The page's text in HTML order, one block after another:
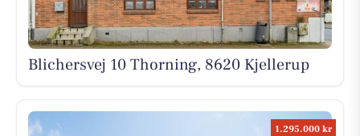
Blichersvej 10 Thorning, 8620 Kjellerup
1.295.000 kr